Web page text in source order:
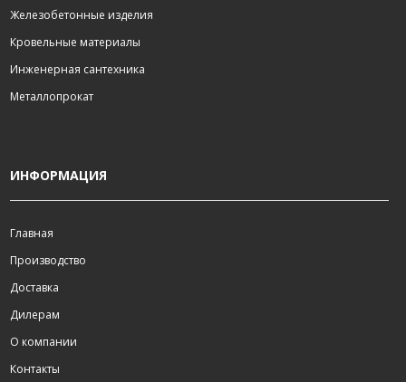
Железобетонные изделия
Кровельные материалы
Инженерная сантехника
Металлопрокат
ИНФОРМАЦИЯ
Главная
Производство
Доставка
Дилерам
О компании
Контакты